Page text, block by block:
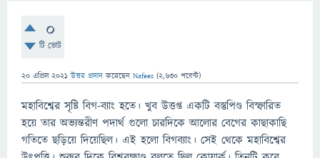
0
টি ভোট
20 এপ্রিল 2021 উত্তর প্রদান করেছেন Nafees (2,630 পয়েন্ট)
মহাবিশ্বের সৃষ্টি বিগ-ব্যাং হতে। খুব উত্তপ্ত একটি বস্তুপিণ্ড বিস্ফারিত
হয়ে তার অভ্যন্তরীণ পদার্থ গুলো চারদিকে আলোর বেগের কাছাকাছি
গতিতে ছড়িয়ে দিয়েছিল। এই হলো বিগব্যাং। সেই থেকে মহাবিশ্বের